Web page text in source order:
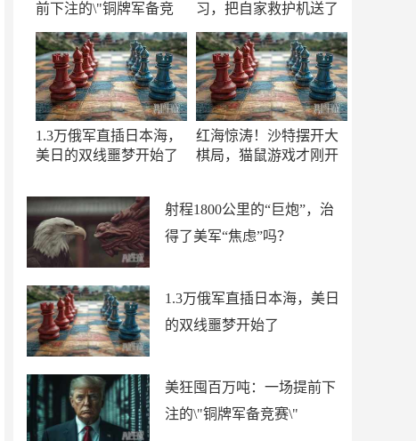
前下注的\"铜牌军备竞
习，把自家救护机送了
1.3万俄军直插日本海，
美日的双线噩梦开始了
红海惊涛！沙特摆开大
棋局，猫鼠游戏才刚开
射程1800公里的“巨炮”，治
得了美军“焦虑”吗？
1.3万俄军直插日本海，美日
的双线噩梦开始了
美狂囤百万吨：一场提前下
注的\"铜牌军备竞赛\"